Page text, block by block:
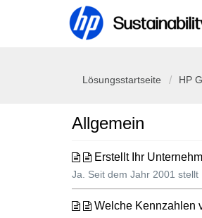
Lösungsstartseite HP
Allgemein
Erstellt Ihr
Ja. Seit dem Jahr 2001
Welche Kennzahlen